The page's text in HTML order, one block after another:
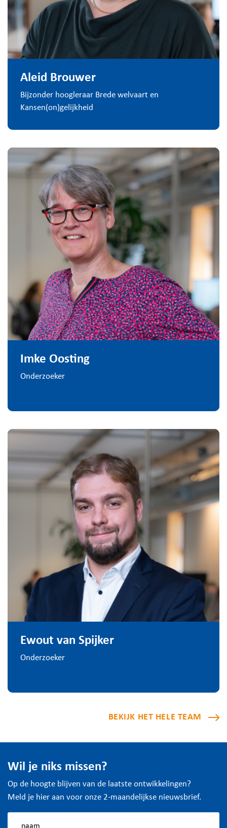
Aleid Brouwer
Bijzonder hoogleraar Brede welvaart en
Kansen(on)gelijkheid
Imke Oosting
Onderzoeker
Ewout van Spijker
Onderzoeker
BEKIJK HET HELE TEAM
Wil je niks missen?
Op de hoogte blijven van de laatste ontwikkelingen?
Meld je hier aan voor onze 2-maandelijkse nieuwsbrief.